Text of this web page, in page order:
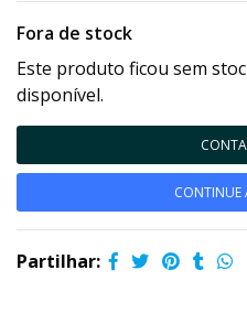
Fora de stock
Este produto ficou sem
disponível.
CONTINUE
Partilhar: